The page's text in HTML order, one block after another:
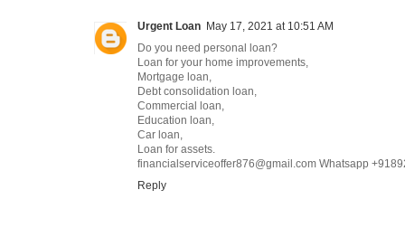
Urgent Loan May 17, 2021 at 10:51 AM
Do you need personal loan?
Loan for your home improvements,
Mortgage loan,
Debt consolidation loan,
Commercial loan,
Education loan,
Car loan,
Loan for assets.
financialserviceoffer876@gmail.com Whatsapp
Reply